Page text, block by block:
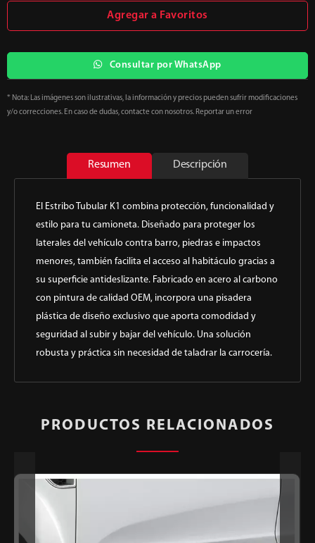
Agregar a Favoritos
Consultar por WhatsApp
* Nota: Las imágenes son ilustrativas, la información y precios pueden sufrir modificaciones
y/o correcciones. En caso de dudas, contacte con nosotros. Reportar un error
Resumen Descripción
El Estribo Tubular K1 combina protección, funcionalidad y
estilo para tu camioneta. Diseñado para proteger los
laterales del vehículo contra barro, piedras e impactos
menores, también facilita el acceso al habitáculo gracias a
su superficie antideslizante. Fabricado en acero al carbono
con pintura de calidad OEM, incorpora una pisadera
plástica de diseño exclusivo que aporta comodidad y
seguridad al subir y bajar del vehículo. Una solución
robusta y práctica sin necesidad de taladrar la carrocería.
PRODUCTOS RELACIONADOS